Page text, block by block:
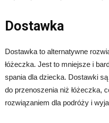
Dostawka
Dostawka to alternatywne
łóżeczka. Jest to mniejsze i
spania dla dziecka. Dostawki
do przenoszenia niż łóżeczka,
rozwiązaniem dla podróży i